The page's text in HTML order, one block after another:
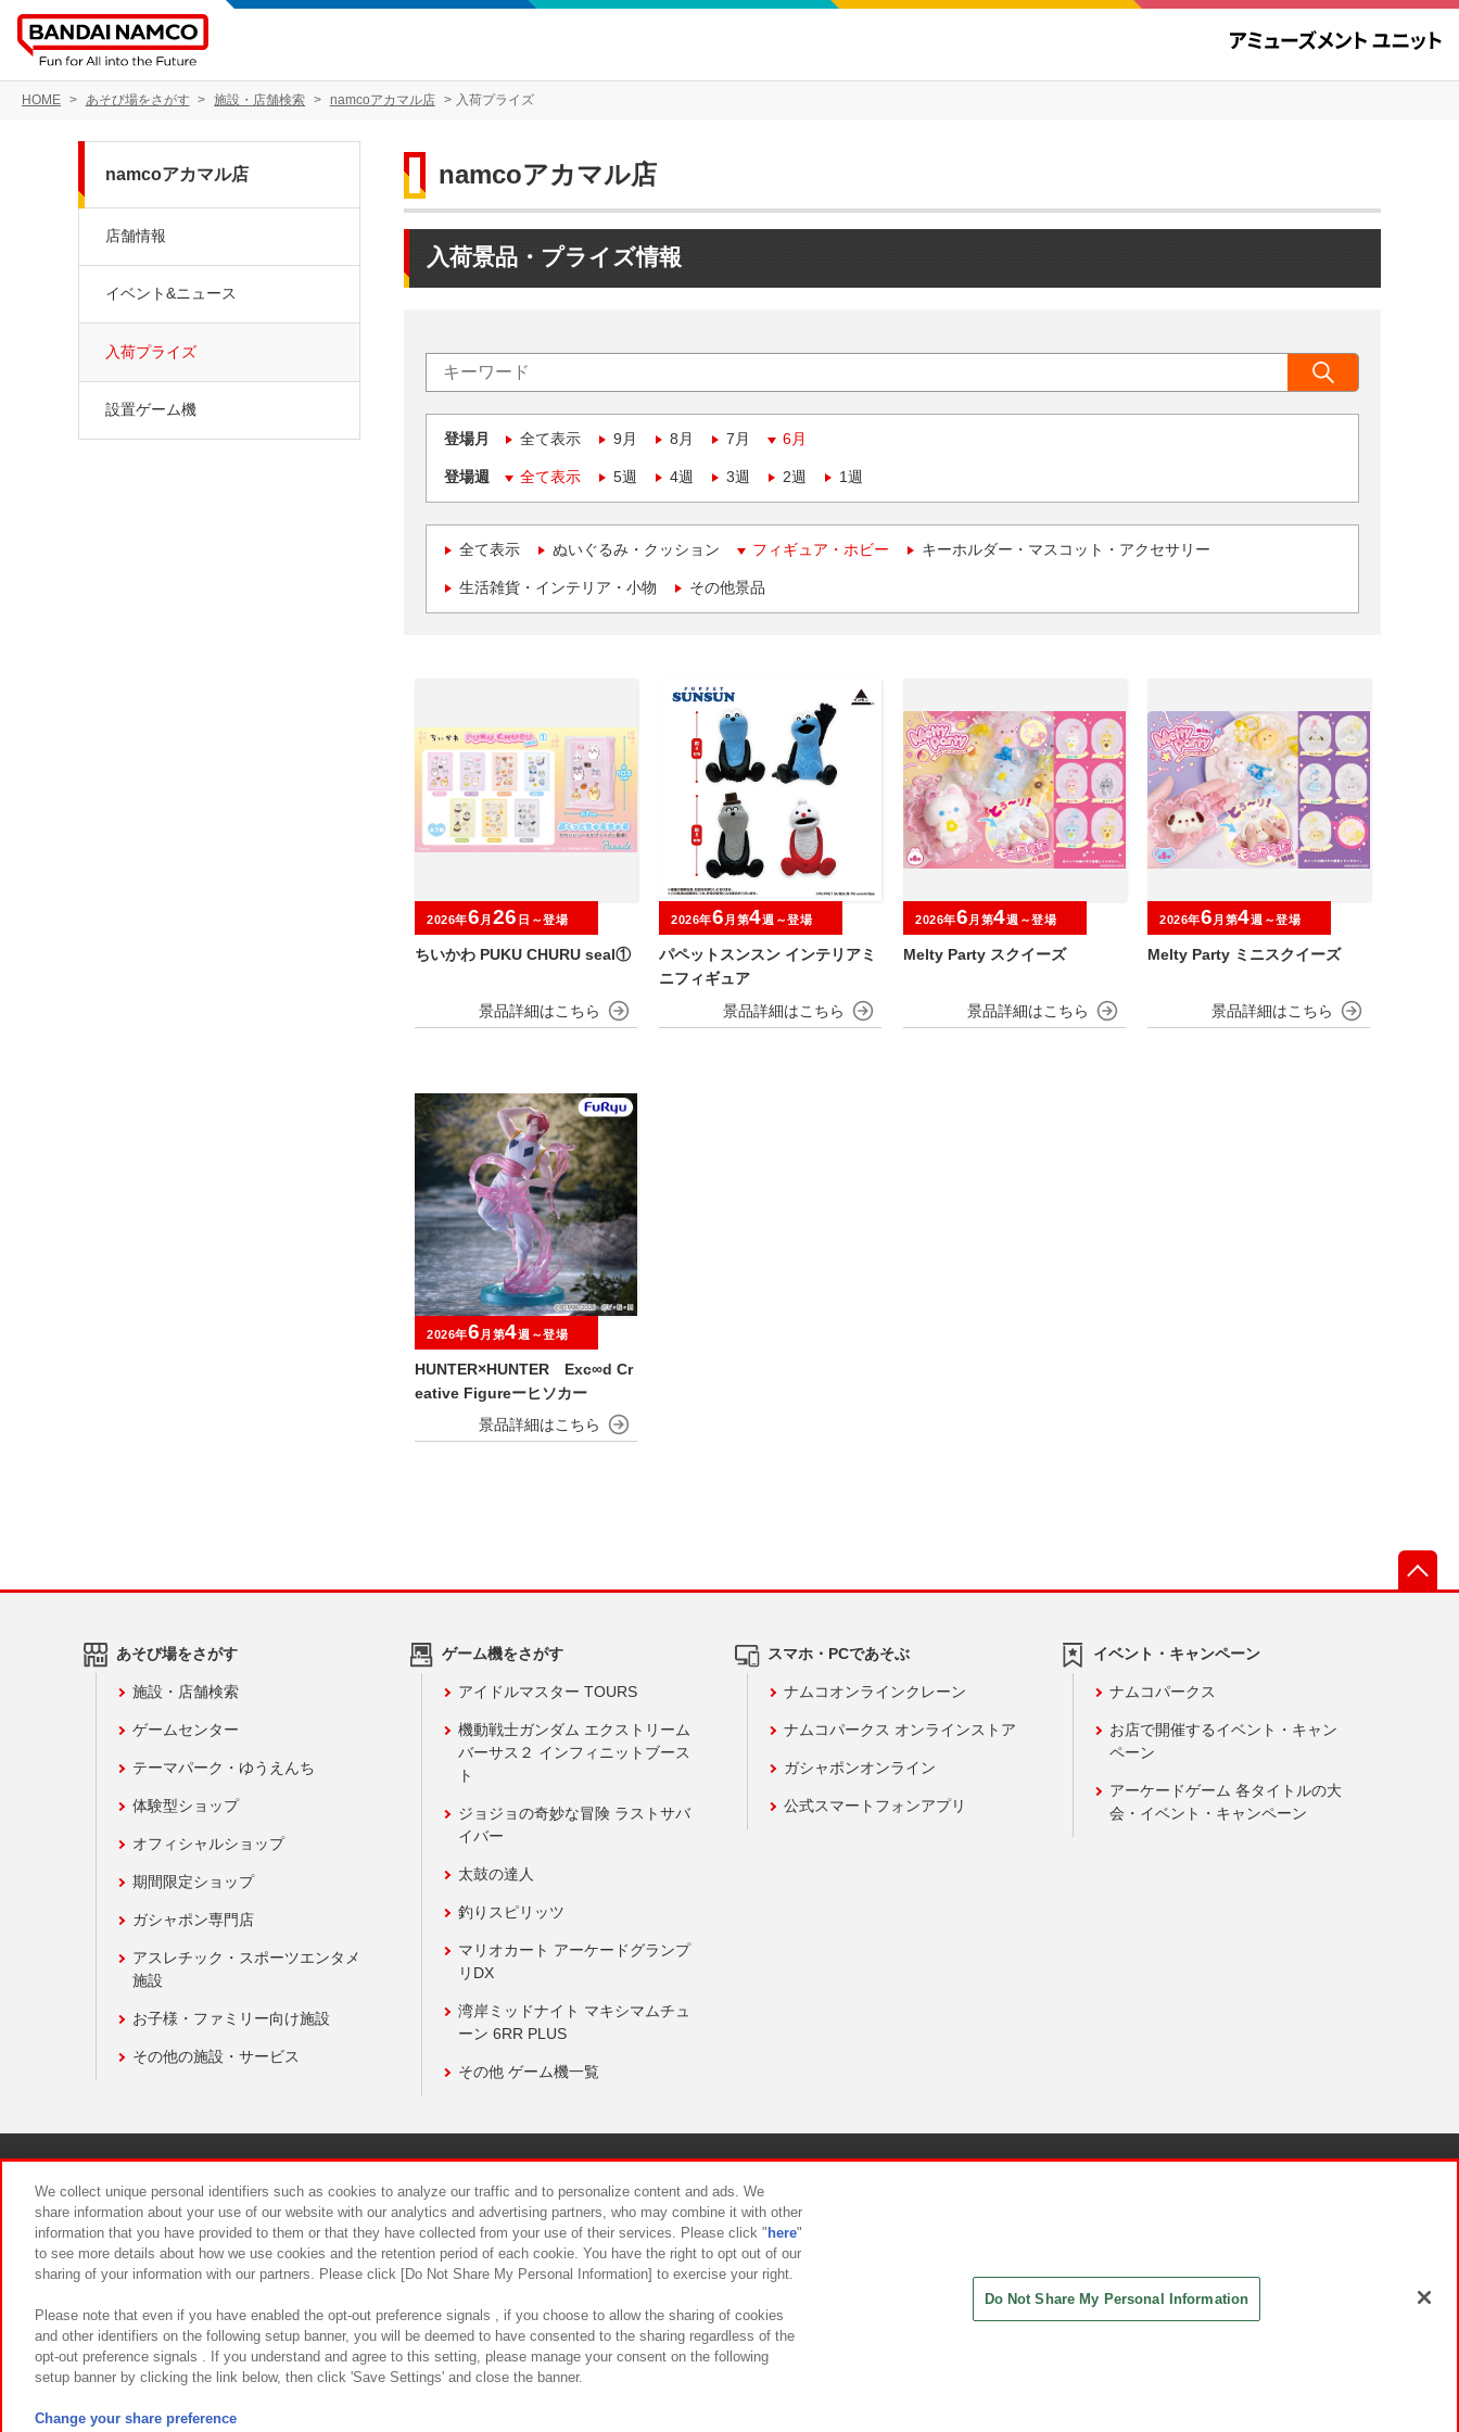
HOME あそび場をさがす 施設・店舗検索 namcoアカマル店 入荷プライズ
namcoアカマル店
入荷景品・プライズ情報
登場月 全て表示 9月 8月 7月 6月
登場週 全て表示 5週 4週 3週 2週 1週
全て表示 ぬいぐるみ・クッション フィギュア・ホビー キーホルダー・マスコット・アクセサリー
生活雑貨・インテリア・小物 その他景品
ちいかわ PUKU CHURU seal①
2026年6 月 26 日～登場
パペットスンスン インテリアミ
ニフィギュア
2026年6 月第4週～登場
Melty Party スクイーズ
2026年6 月第4週～登場
Melty Party ミニスクイーズ
2026年6 月第4週～登場
HUNTER×HUNTER Exc∞d Cr
eative Figureーヒソカー
2026年6 月第4週～登場
namcoアカマル店
店舗情報
イベント&ニュース
入荷プライズ
設置ゲーム機
あそび場をさがす
施設・店舗検索
ゲームセンター
テーマパーク・ゆうえんち
体験型ショップ
オフィシャルショップ
期間限定ショップ
ガシャポン専門店
アスレチック・スポーツエンタメ
施設
お子様・ファミリー向け施設
その他の施設・サービス
ゲーム機をさがす
アイドルマスター TOURS
機動戦士ガンダム エクストリーム
バーサス２ インフィニットブース
ト
ジョジョの奇妙な冒険 ラストサバ
イバー
太鼓の達人
釣りスピリッツ
マリオカート アーケードグランプ
リDX
湾岸ミッドナイト マキシマムチュ
ーン 6RR PLUS
その他 ゲーム機一覧
スマホ・PCであそぶ
ナムコオンラインクレーン
ナムコパークス オンラインストア
ガシャポンオンライン
公式スマートフォンアプリ
イベント・キャンペーン
ナムコパークス
お店で開催するイベント・キャン
ペーン
アーケードゲーム 各タイトルの大
会・イベント・キャンペーン
食品のご提供について カスタマーハラスメント対応方針
We collect unique personal identifiers such as cookies to analyze our traffic and to personalize content and ads. We
share information about your use of our website with our analytics and advertising partners, who may combine it with other
information that you have provided to them or that they have collected from your use of their services. Please click " here"
to see more details about how we use cookies and the retention period of each cookie. You have the right to opt out of our
sharing of your information with our partners. Please click [Do Not Share My Personal Information] to exercise your right.
Please note that even if you have enabled the opt-out preference signals , if you choose to allow the sharing of cookies
and other identifiers on the following setup banner, you will be deemed to have consented to the sharing regardless of the
opt-out preference signals . If you understand and agree to this setting, please manage your consent on the following
setup banner by clicking the link below, then click 'Save Settings' and close the banner.
Change your share preference
Do Not Share My Personal Information